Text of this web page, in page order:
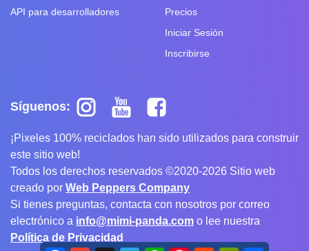
API para desarrolladores
Precios
Iniciar Sesión
Inscribirse
Síguenos:
¡Pixeles 100% reciclados han sido utilizados para construir
este sitio web!
Todos los derechos reservados ©2020-2026 Sitio web
creado por Web Peppers Company
Si tienes preguntas, contacta con nosotros por correo
electrónico a info@mimi-panda.com o lee nuestra
Política de Privacidad